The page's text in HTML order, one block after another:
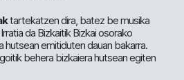
tartekatzen dira, batez be musika
da Bizkaitik Bizkai osorako
hutsean emitiduten dauan bakarra.
behera bizkaiera hutsean egiten